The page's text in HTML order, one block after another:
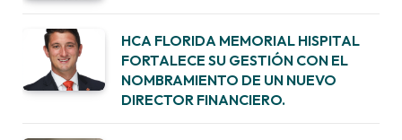
HCA FLORIDA MEMORIAL HISPITAL
FORTALECE SU GESTIÓN CON EL
NOMBRAMIENTO DE UN NUEVO
DIRECTOR FINANCIERO.